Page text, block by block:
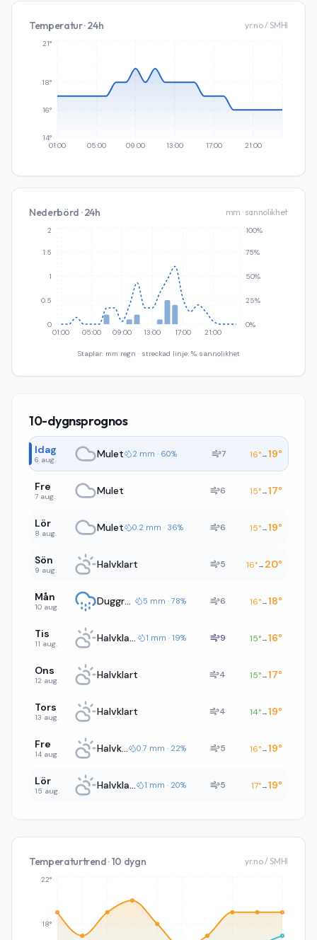
Temperatur · 24h yr.no / SMHI
01:00 05:00 09:00 13:00 17:00 21:00
14°
16°
18°
21°
Nederbörd · 24h mm · sannolikhet
01:00 05:00 09:00 13:00 17:00 21:00
0
0.5
1
1.5
2
0%
25%
50%
75%
100%
Staplar: mm regn · streckad linje: % sannolikhet
10-dygnsprognos
Idag
6 aug. Mulet 2 mm · 60% 7 16°→19°
Fre
7 aug. Mulet 6 15°→17°
Lör
8 aug. Mulet 0.2 mm · 36% 6 15°→19°
Sön
9 aug. Halvklart 5 16°→ 20°
Mån
10 aug. Duggregn 5 mm · 78% 6 16°→18°
Tis
11 aug. Halvklart 1 mm · 19% 9 15°→16°
Ons
12 aug. Halvklart 4 15°→17°
Tors
13 aug. Halvklart 4 14°→19°
Fre
14 aug. Halvklart 0.7 mm · 22% 5 16°→19°
Lör
15 aug. Halvklart 1 mm · 20% 5 17°→19°
Temperaturtrend · 10 dygn yr.no / SMHI
18°
22°